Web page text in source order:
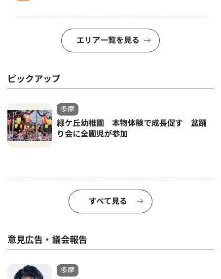
エリア一覧を見る
ピックアップ
多摩
緑ケ丘幼稚園 本物体験で成長促す 盆踊
り会に全園児が参加
すべて見る
意見広告・議会報告
多摩